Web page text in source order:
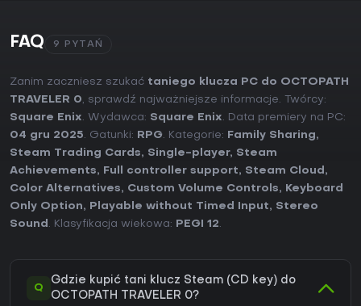
FAQ 9 PYTAŃ
Zanim zaczniesz szukać taniego klucza PC do OCTOPATH
TRAVELER 0, sprawdź najważniejsze informacje. Twórcy:
Square Enix. Wydawca: Square Enix. Data premiery na PC:
04 gru 2025. Gatunki: RPG. Kategorie: Family Sharing,
Steam Trading Cards, Single-player, Steam
Achievements, Full controller support, Steam Cloud ,
Color Alternatives, Custom Volume Controls,
Keyboard
Only Option, Playable without Timed Input, Stereo
Sound . Klasyfikacja wiekowa: PEGI 12.
Q
Gdzie kupić tani klucz Steam (CD key) do
OCTOPATH TRAVELER 0?